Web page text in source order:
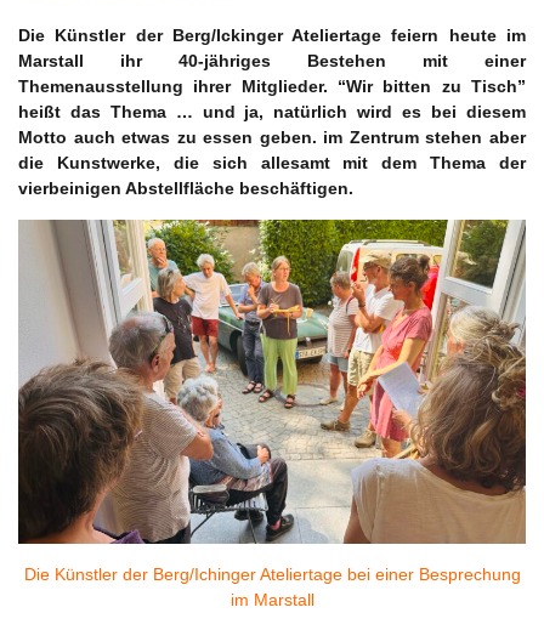
Die Künstler der Berg/Ickinger Ateliertage feiern heute im
Marstall ihr 40-jähriges Bestehen mit einer
Themenausstellung ihrer Mitglieder. “Wir bitten zu Tisch”
heißt das Thema … und ja, natürlich wird es bei diesem
Motto auch etwas zu essen geben. im Zentrum stehen aber
die Kunstwerke, die sich allesamt mit dem Thema der
vierbeinigen Abstellfläche beschäftigen.
Die Künstler der Berg/Ichinger Ateliertage bei einer Besprechung
im Marstall